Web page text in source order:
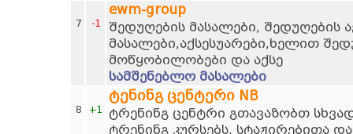
7 -1
ewm-group
შედუღების მასალები, შედუღების
მასალები,აქსესუარები,ხელით
მოწყობილობები და აქსე
სამშენებლო მასალები
8 +1
ტენინგ ცენტერი NB
ტრენინგ ცენტრი გთავაზობთ
ტრენინგ კურსებს. სტაჟირებითა